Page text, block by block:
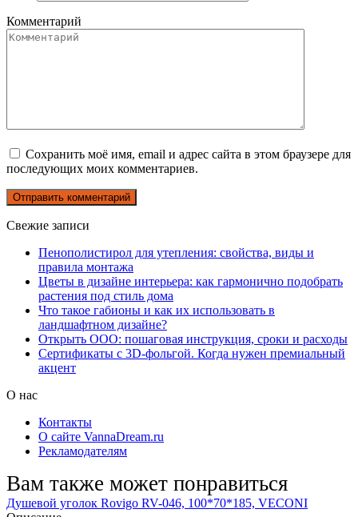
Комментарий
Сохранить моё имя, email и адрес сайта в этом браузере для
последующих моих комментариев.
Свежие записи
Пенополистирол для утепления: свойства, виды и
правила монтажа
Цветы в дизайне интерьера: как гармонично подобрать
растения под стиль дома
Что такое габионы и как их использовать в
ландшафтном дизайне?
Открыть ООО: пошаговая инструкция, сроки и расходы
Сертификаты с 3D-фольгой. Когда нужен премиальный
акцент
О нас
Контакты
О сайте VannaDream.ru
Рекламодателям
Вам также может понравиться
Душевой уголок Rovigo RV-046, 100*70*185, VECONI